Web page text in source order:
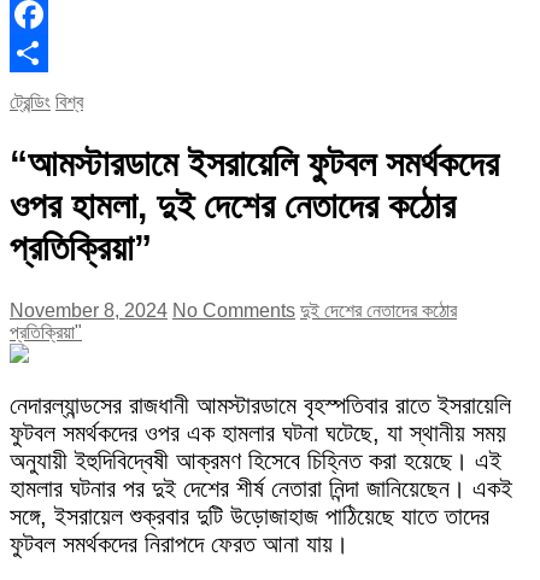
Facebook
Share
ট্রেন্ডিং বিশ্ব
“আমস্টারডামে ইসরায়েলি ফুটবল সমর্থকদের
ওপর হামলা, দুই দেশের নেতাদের কঠোর
প্রতিক্রিয়া”
November 8, 2024 No Comments দুই দেশের নেতাদের কঠোর
প্রতিক্রিয়া"
নেদারল্যান্ডসের রাজধানী আমস্টারডামে বৃহস্পতিবার রাতে ইসরায়েলি
ফুটবল সমর্থকদের ওপর এক হামলার ঘটনা ঘটেছে, যা স্থানীয় সময়
অনুযায়ী ইহুদিবিদ্বেষী আক্রমণ হিসেবে চিহ্নিত করা হয়েছে। এই
হামলার ঘটনার পর দুই দেশের শীর্ষ নেতারা নিন্দা জানিয়েছেন। একই
সঙ্গে, ইসরায়েল শুক্রবার দুটি উড়োজাহাজ পাঠিয়েছে যাতে তাদের
ফুটবল সমর্থকদের নিরাপদে ফেরত আনা যায়।